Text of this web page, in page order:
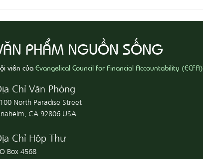
Khổ
PHẨM NGUỒN SỐNG
viên củaEvangelical Council for Financial Accountability (ECFA)
Chỉ Văn Phòng
North Paradise Street
CA 92806 USA
Chỉ Hộp Thư
Box 4568